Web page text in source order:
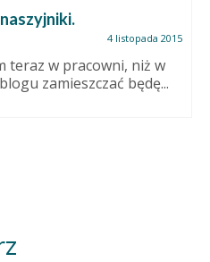
4 listopada 2015
teraz w pracowni, niż w
zamieszczać będę...